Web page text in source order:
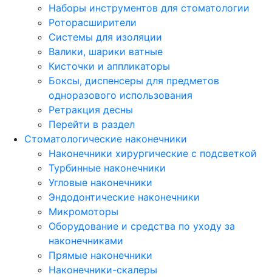
Наборы инструментов для стоматологии
Роторасширители
Системы для изоляции
Валики, шарики ватные
Кисточки и аппликаторы
Боксы, диспенсеры для предметов
одноразового использования
Ретракция десны
Перейти в раздел
Стоматологические наконечники
Наконечники хирургические с подсветкой
Турбинные наконечники
Угловые наконечники
Эндодонтические наконечники
Микромоторы
Оборудование и средства по уходу за
наконечниками
Прямые наконечники
Наконечники-скалеры